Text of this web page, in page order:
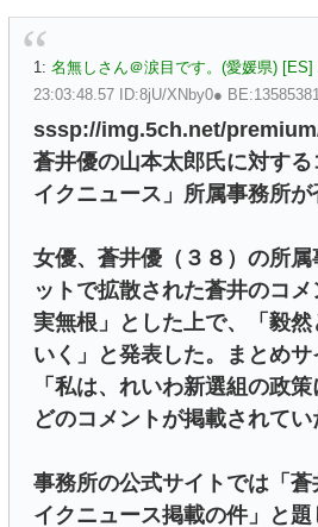
1: 名無しさん＠涙目です。(愛媛県) [ES]
23:03:48.57 ID:8jU/XNby0●
sssp://img.5ch.net/
蒼井優の山本太郎氏に対す
イクニュース」所属事務所が
女優、蒼井優（３８）の所
ットで拡散された蒼井のコ
実無根」とした上で、「毅
いく」と発表した。まとめ
「私は、れいわ新選組の政
どのコメントが掲載されてい
事務所の公式サイトでは「
イクニュース掲載の件」と